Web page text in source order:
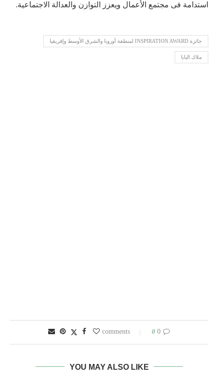
استدامة فى مجتمع الأعمال ويعزز التوازن والعدالة الاجتماعية.
جائزة INSPIRATION AWARD لمنطقة أوروبا والشرق الأوسط وإفريقيا
ملاك البابا
0 comments
0
YOU MAY ALSO LIKE